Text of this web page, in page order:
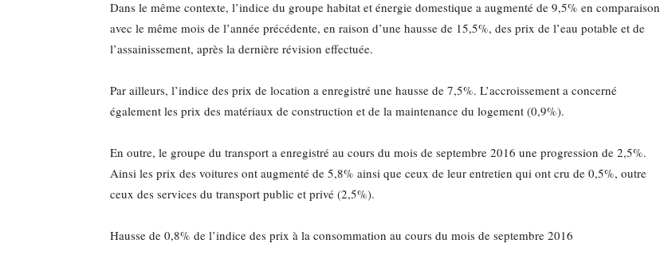
Dans le même contexte, l’indice du groupe habitat et énergie domestique a augmenté de 9,5% en comparaison
avec le même mois de l’année précédente, en raison d’une hausse de 15,5%, des prix de l’eau potable et de
l’assainissement, après la dernière révision effectuée.
Par ailleurs, l’indice des prix de location a enregistré une hausse de 7,5%. L’accroissement a concerné
également les prix des matériaux de construction et de la maintenance du logement (0,9%).
En outre, le groupe du transport a enregistré au cours du mois de septembre 2016 une progression de 2,5%.
Ainsi les prix des voitures ont augmenté de 5,8% ainsi que ceux de leur entretien qui ont cru de 0,5%, outre
ceux des services du transport public et privé (2,5%).
Hausse de 0,8% de l’indice des prix à la consommation au cours du mois de septembre 2016